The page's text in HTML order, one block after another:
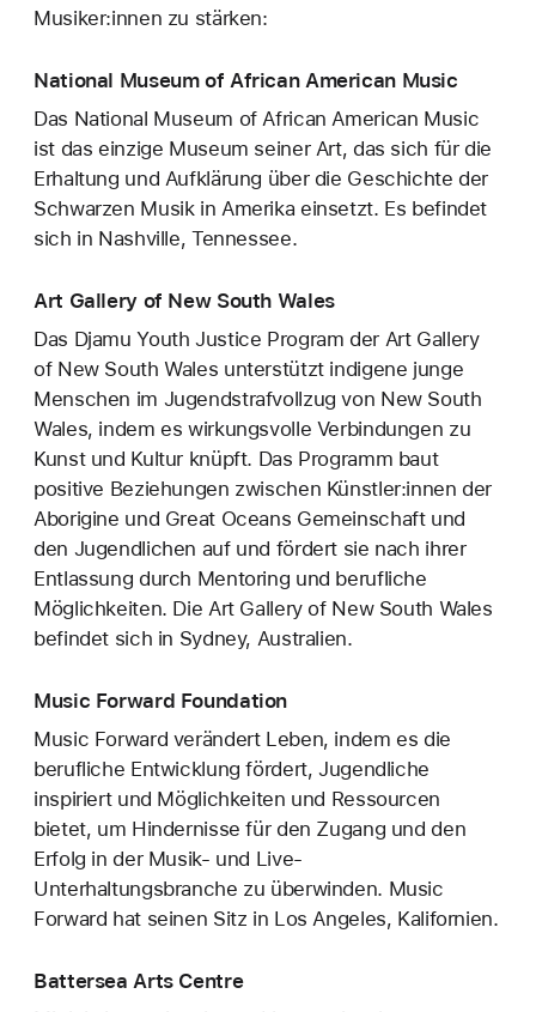
Musiker:innen zu stärken:
National Museum of African American Music
Das National Museum of African American Music
ist das einzige Museum seiner Art, das sich für die
Erhaltung und Aufklärung über die Geschichte der
Schwarzen Musik in Amerika einsetzt. Es befindet
sich in Nashville, Tennessee.
Art Gallery of New South Wales
Das Djamu Youth Justice Program der Art Gallery
of New South Wales unterstützt indigene junge
Menschen im Jugendstrafvollzug von New South
Wales, indem es wirkungsvolle Verbindungen zu
Kunst und Kultur knüpft. Das Programm baut
positive Beziehungen zwischen Künstler:innen der
Aborigine und Great Oceans Gemeinschaft und
den Jugendlichen auf und fördert sie nach ihrer
Entlassung durch Mentoring und berufliche
Möglichkeiten. Die Art Gallery of New South Wales
befindet sich in Sydney, Australien.
Music Forward Foundation
Music Forward verändert Leben, indem es die
berufliche Entwicklung fördert, Jugendliche
inspiriert und Möglichkeiten und Ressourcen
bietet, um Hindernisse für den Zugang und den
Erfolg in der Musik- und Live-
Unterhaltungsbranche zu überwinden. Music
Forward hat seinen Sitz in Los Angeles, Kalifornien.
Battersea Arts Centre